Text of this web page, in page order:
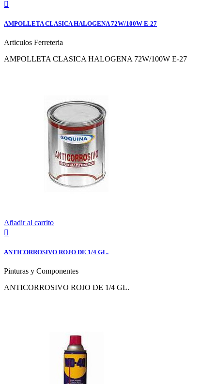

AMPOLLETA CLASICA HALOGENA 72W/100W E-27
Articulos Ferreteria
AMPOLLETA CLASICA HALOGENA 72W/100W E-27
Añadir al carrito

ANTICORROSIVO ROJO DE 1/4 GL.
Pinturas y Componentes
ANTICORROSIVO ROJO DE 1/4 GL.